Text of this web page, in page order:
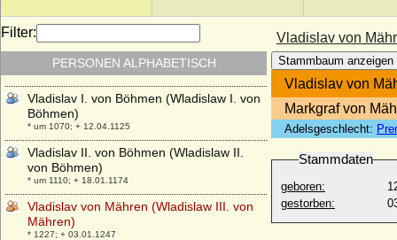
Vladislav von
Stammbaum anzeigen
Vladislav von
Markgraf von
Adelsgeschlecht:
Stammdaten
geboren:
gestorben:
Filter:
PERSONEN ALPHABETISCH
* 11.02.1963;
Vladimir Moltke-Huitfeldt (Wladimir Moltke-
Huitfeld), Graf
Vladislav I. von Böhmen (Wladislaw I. von
Böhmen)
* um 1070; + 12.04.1125
Vladislav II. von Böhmen (Wladislaw II.
von Böhmen)
* um 1110; + 18.01.1174
Vladislav von Mähren (Wladislaw III. von
Mähren)
* 1227; + 03.01.1247